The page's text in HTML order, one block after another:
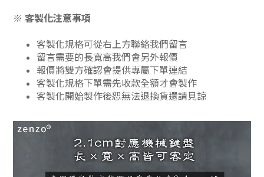
※ 客製化注意事項
客製化規格可從右上方聯絡我們留言
留言需要的長寬高我們會另外報價
報價將雙方確認會提供專屬下單連結
客製化規格下單需先收款全額才會製作
客製化開始製作後恕無法退換貨還請見諒